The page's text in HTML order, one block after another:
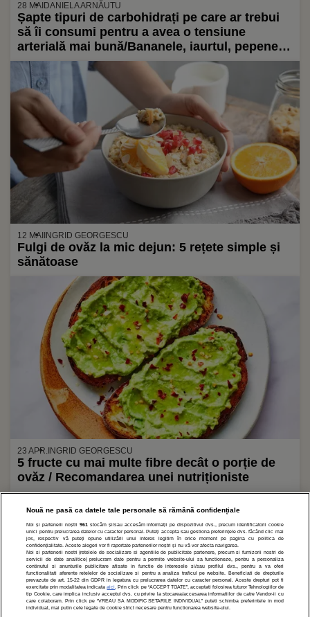
28 MAI DANIELA ARNĂUTU
Șapte tipuri de carbohidrați pe care ar trebui
să îi consumi pentru a avea o tensiune
arterială mai bună/Bananele, iaurtul, pepenele,
ovăzul și alte câteva alimente, conțin
substanțe benefice pentru inimă și tensiune
12 MAI INGRID GEORGESCU
Fulgi de ovăz la mic dejun: 5 rețete simple și
sănătoase
23 APR. INGRID GEORGESCU
5 fructe cu mai multe fibre decât o porție de
ovăz / Recomandarea unei nutriționiste
1 2 3 »
POLITICĂ DE CONFIDENȚIALITATE
DESPRE NOI
Nouă ne pasă ca datele tale personale să rămână confidențiale
Noi și partenerii noștri 961 stocăm și/sau accesăm informații pe dispozitivul dvs., precum identificatorii cookie
unici pentru prelucrarea datelor cu caracter personal. Puteți accepta sau gestiona preferințele dvs. făcând clic mai
jos, respectiv vă puteți opune utilizării unui interes legitim în orice moment pe pagina cu politica de
confidențialitate. Aceste alegeri vor fi raportate partenerilor noștri și nu vă vor afecta navigarea.
Noi si partenerii nostri (retelele de socializare si agentiile de publicitate partenere, precum si furnizorii nostri de
servicii de date analitice) prelucram date pentru a permite website-ului sa functioneze, pentru a personaliza
continutul si anunturile publicitare afisate in functie de interesele si/sau profilul dvs., pentru a va oferi
functionalitati aferente retelelor de socializare si pentru a analiza traficul pe website. Beneficiati de drepturile
prevazute de art. 15-22 din GDPR in legatura cu prelucrarea datelor cu caracter personal. Aceste drepturi pot fi
exercitate prin modalitatea indicataaici . Prin click pe “ACCEPT TOATE”, acceptati folosirea tuturor Tehnologiilor de
tip Cookie, care implica inclusiv acceptul dvs. cu privire la stocarea/accesarea informatiilor de catre Vendor-ii cu
care colaboram. Prin click pe “VREAU SA MODIFIC SETARILE INDIVIDUAL” puteti schimba preferintele in mod
individual, mai putin cele legate de cookie strict necesare pentru functionarea website-ului.